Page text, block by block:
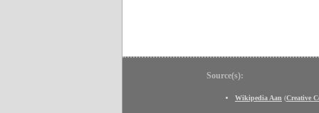
Source(s):
Wikipedia Aan (Creative